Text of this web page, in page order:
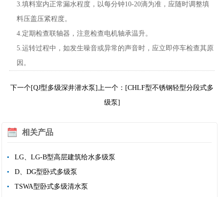
3.填料室内正常漏水程度，以每分钟10-20滴为准，应随时调整填
料压盖压紧程度。
4.定期检查联轴器，注意检查电机轴承温升。
5.运转过程中，如发生噪音或异常的声音时，应立即停车检查其原
因。
下一个[QJ型多级深井潜水泵]上一个：[CHLF型不锈钢轻型分段式多
级泵]
相关产品
LG、LG-B型高层建筑给水多级泵
D、DG型卧式多级泵
TSWA型卧式多级清水泵